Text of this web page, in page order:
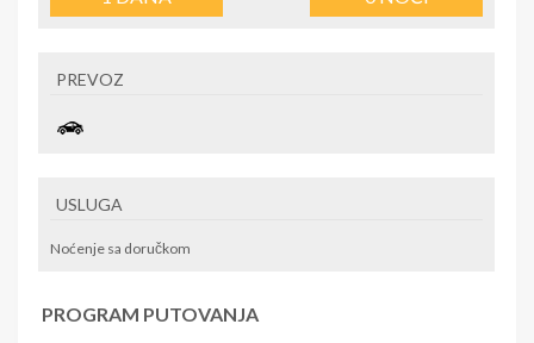
PREVOZ
USLUGA
Noćenje sa doručkom
PROGRAM PUTOVANJA